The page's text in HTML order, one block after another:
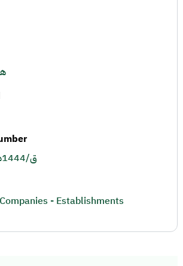
21/10/
44114839/ق/1444هـ
- Establishments